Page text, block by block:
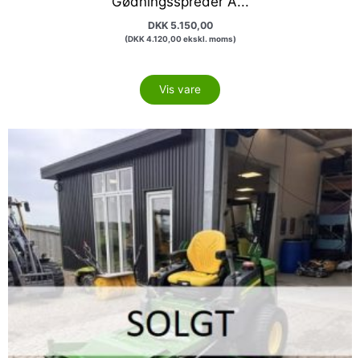
DKK5.150,00
(DKK4.120,00ekskl. moms)
Vis vare